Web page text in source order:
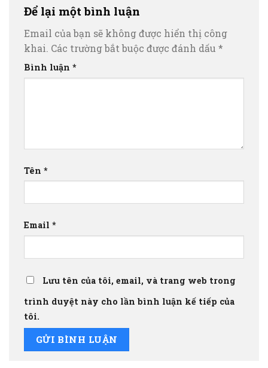
Để lại một bình luận
Email của bạn sẽ không được hiển thị công
khai. Các trường bắt buộc được đánh dấu *
Bình luận *
Tên *
Email *
Lưu tên của tôi, email, và trang web trong
trình duyệt này cho lần bình luận kế tiếp của
tôi.